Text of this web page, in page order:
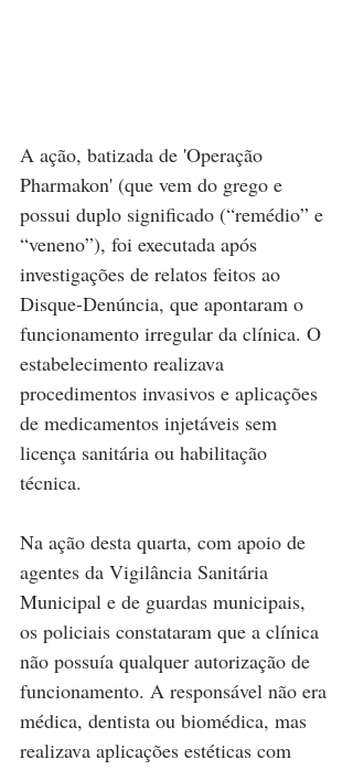
A ação, batizada de 'Operação
Pharmakon' (que vem do grego e
possui duplo significado (“remédio” e
“veneno”), foi executada após
investigações de relatos feitos ao
Disque-Denúncia, que apontaram o
funcionamento irregular da clínica. O
estabelecimento realizava
procedimentos invasivos e aplicações
de medicamentos injetáveis sem
licença sanitária ou habilitação
técnica.
Na ação desta quarta, com apoio de
agentes da Vigilância Sanitária
Municipal e de guardas municipais,
os policiais constataram que a clínica
não possuía qualquer autorização de
funcionamento. A responsável não era
médica, dentista ou biomédica, mas
realizava aplicações estéticas com